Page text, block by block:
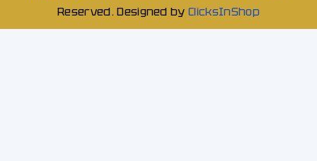
Reserved. Designed byClicksInShop